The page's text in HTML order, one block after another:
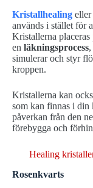
Kristallhealing eller
används i stället för
Kristallerna
en läkningsprocess
simulerar och styr
kroppen.
Kristallerna kan
som kan finnas i din
påverkan från den
förebygga och
Healing
Rosenkvarts